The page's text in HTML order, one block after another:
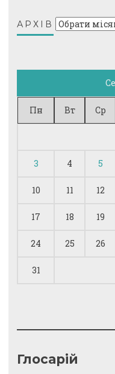
АРХІВ Архів
Пн Вт Ср
3 4 5
10 11 12
17 18 19
24 25 26
31
Глосарій